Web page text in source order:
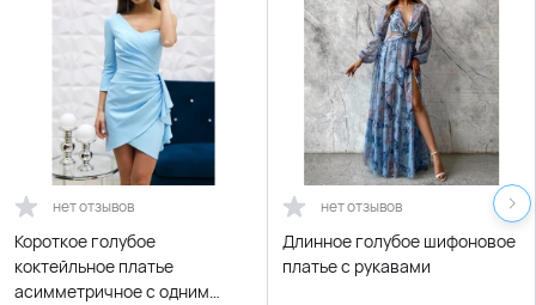
нет отзывов
Короткое голубое
коктейльное платье
асимметричное с одним
нет отзывов
Длинное голубое шифоновое
платье с рукавами